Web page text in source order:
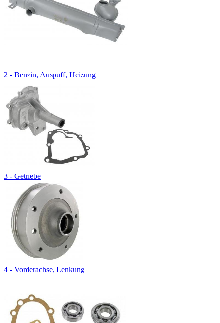
2 - Benzin, Auspuff, Heizung
3 - Getriebe
4 - Vorderachse, Lenkung